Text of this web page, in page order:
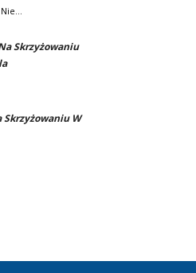
Nie…
Skrzyżowaniu
Skrzyżowaniu W